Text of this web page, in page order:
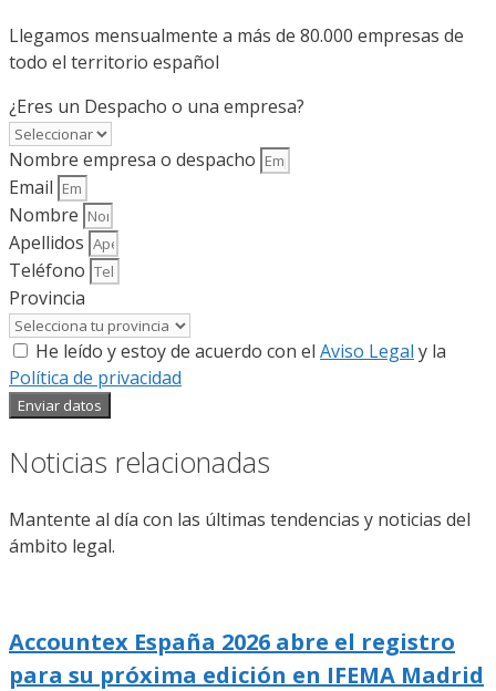
Llegamos mensualmente a más de 80.000 empresas de
todo el territorio español
¿Eres un Despacho o una empresa?
Nombre empresa o despacho
Email
Nombre
Apellidos
Teléfono
Provincia
He leído y estoy de acuerdo con el Aviso Legal y la
Política de privacidad
Enviar datos
Noticias relacionadas
Mantente al día con las últimas tendencias y noticias del
ámbito legal.
Accountex España 2026 abre el registro
para su próxima edición en IFEMA Madrid